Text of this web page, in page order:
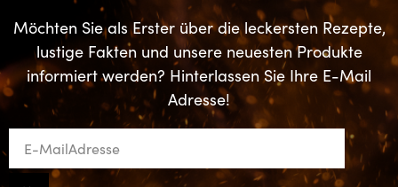
Möchten Sie als Erster über die leckersten Rezepte,
lustige Fakten und unsere neuesten Produkte
informiert werden? Hinterlassen Sie Ihre E-Mail
Adresse!